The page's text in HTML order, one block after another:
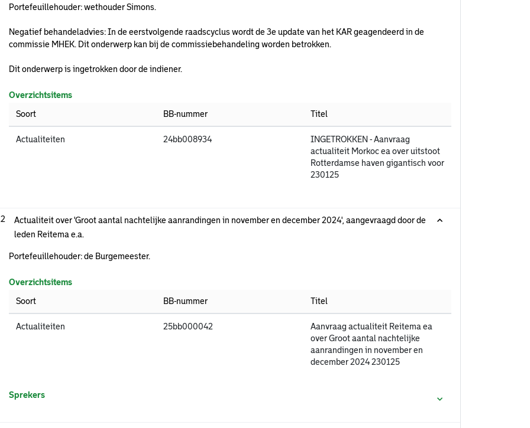
Portefeuillehouder: wethouder Simons.
Negatief behandeladvies: In de eerstvolgende raadscyclus wordt de 3e update van het KAR geagendeerd in de
commissie MHEK. Dit onderwerp kan bij de commissiebehandeling worden betrokken.
Dit onderwerp is ingetrokken door de indiener.
Overzichtsitems
Soort
BB-nummer Titel
Actualiteiten 24bb008934
INGETROKKEN - Aanvraag
actualiteit Morkoc ea over uitstoot
Rotterdamse haven gigantisch voor
230125
Actualiteit over 'Groot aantal nachtelijke aanrandingen in november en december 2024', aangevraagd door de
leden Reitema e.a.
Portefeuillehouder: de Burgemeester.
Overzichtsitems
Soort
BB-nummer Titel
Actualiteiten 25bb000042
Aanvraag actualiteit Reitema ea
over Groot aantal nachtelijke
aanrandingen in november en
december 2024 230125
Sprekers